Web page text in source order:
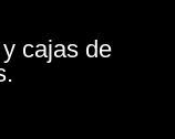
cajas de